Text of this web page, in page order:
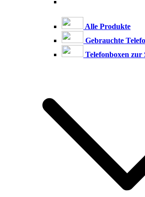
Alle Produkte
Gebrauchte
Telefonboxen zur